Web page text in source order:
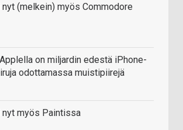
(melkein) myös Commodore
on miljardin edestä iPhone-
odottamassa muistipiirejä
nyt myös Paintissa